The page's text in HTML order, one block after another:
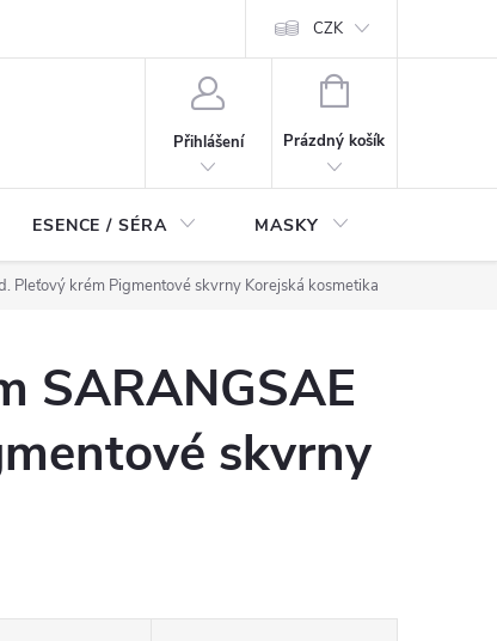
CZK
Přihlášení
NÁKUPNÍ
Prázdný košík
ESENCE / SÉRA MASKY
Pleťový krém Pigmentové skvrny Korejská kosmetika
SARANGSAE
skvrny